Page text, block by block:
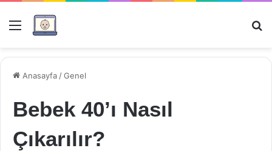
Menü
Anasayfa /Genel
Bebek 40’ı Nasıl
Çıkarılır?